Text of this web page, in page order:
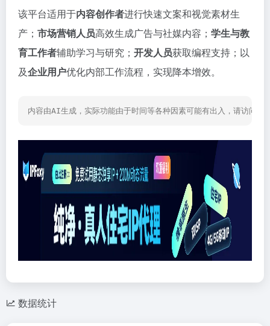
该平台适用于内容创作者进行快速文案和视觉素材生
产； 市场营销人员高效生成广告与社媒内容； 学生与教
育工作者辅助学习与研究； 开发人员获取编程支持；以
及企业用户优化内部工作流程，实现降本增效。
内容由AI生成，实际功能由于时间等各种因素可能有出入，请访问网
数据统计